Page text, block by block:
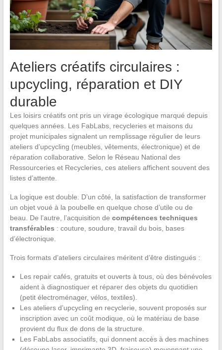
Ateliers créatifs circulaires :
upcycling, réparation et DIY
durable
Les loisirs créatifs ont pris un virage écologique marqué depuis
quelques années. Les FabLabs, recycleries et maisons du
projet municipales signalent un remplissage régulier de leurs
ateliers d’upcycling (meubles, vêtements, électronique) et de
réparation collaborative. Selon le Réseau National des
Ressourceries et Recycleries, ces ateliers affichent souvent des
listes d’attente.
La logique est double. D’un côté, la satisfaction de transformer
un objet voué à la poubelle en quelque chose d’utile ou de
beau. De l’autre, l’acquisition de compétences techniques
transférables : couture, soudure, travail du bois, bases
d’électronique.
Trois formats d’ateliers circulaires méritent d’être distingués :
Les repair cafés, gratuits et ouverts à tous, où des bénévoles
aident à diagnostiquer et réparer des objets du quotidien
(petit électroménager, vélos, textiles).
Les ateliers d’upcycling en recyclerie, souvent proposés sur
inscription avec un coût modique, où le matériau de base
provient du flux de dons de la structure.
Les FabLabs associatifs, qui donnent accès à des machines